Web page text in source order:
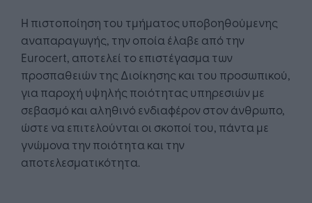
Η πιστοποίηση του τμήματος υποβοηθούμενης
αναπαραγωγής, την οποία έλαβε από την
Eurocert, αποτελεί το επιστέγασμα των
προσπαθειών της Διοίκησης και του προσωπικού,
για παροχή υψηλής ποιότητας υπηρεσιών με
σεβασμό και αληθινό ενδιαφέρον στον άνθρωπο,
ώστε να επιτελούνται οι σκοποί του, πάντα με
γνώμονα την ποιότητα και την
αποτελεσματικότητα.